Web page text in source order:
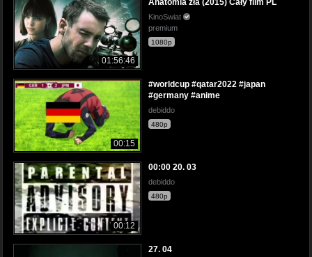
01:56:46
Anatomia zła (2015) Cały film PL
KinoSwiat
premium
1080p
00:15
#worldcup #qatar2022 #japan
#germany #anime
debiddo
480p
00:12
00:00 20. 03
debiddo
480p
27. 04